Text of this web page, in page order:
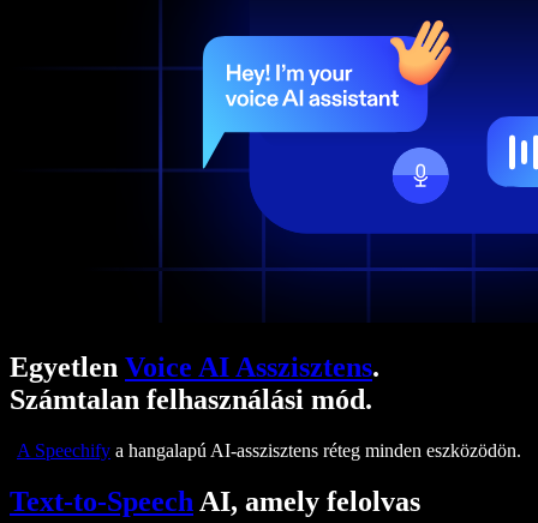
Egyetlen Voice AI Asszisztens.
Számtalan felhasználási mód.
A Speechify a hangalapú AI-asszisztens réteg minden eszközödön.
Text-to-Speech AI, amely felolvas